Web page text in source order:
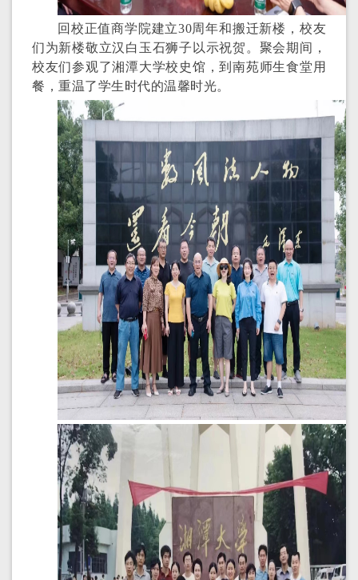
回校正值商学院建立30周年和搬迁新楼，校友
们为新楼敬立汉白玉石狮子以示祝贺。聚会期间，
校友们参观了湘潭大学校史馆，到南苑师生食堂用
餐，重温了学生时代的温馨时光。